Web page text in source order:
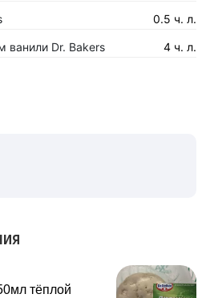
0.5 ч. л.
ванили Dr. Bakers 4 ч. л.
тёплой